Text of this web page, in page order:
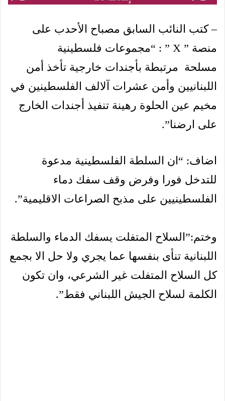
– كتب النائب السابق مصباح الأحدب على
منصة ” X ” : “مجموعات فلسطينية
مسلحة مرتبطة بأجندات خارجية تأخذ أمن
اللبنانيين وأمن عشرات آلالف الفلسطينين في
مخيم عين الحلوة رهينة تنفيذ أجندات الخارج
على ارضنا”.
اضاف: “ان السلطة الفلسطينية مدعوة
للتدخل فورا وفرض وقف سفك دماء
الفلسطينيين على مذبح الصراعات الاقليمية”.
وختم:”السلاح المتفلت يسفك الدماء والسلطة
اللبنانية تنأى بنفسها عما يجري ولا حل الا بجمع
كل السلاح المتفلت غير الشرعي، وان تكون
الكلمة لسلاح الجيش اللبناني فقط”.